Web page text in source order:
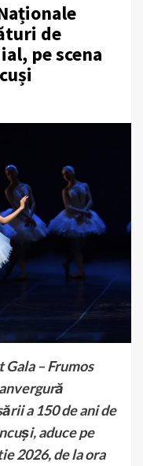
de
pe scena
– Frumos
a 150 de ani de
aduce pe
2026, de la ora